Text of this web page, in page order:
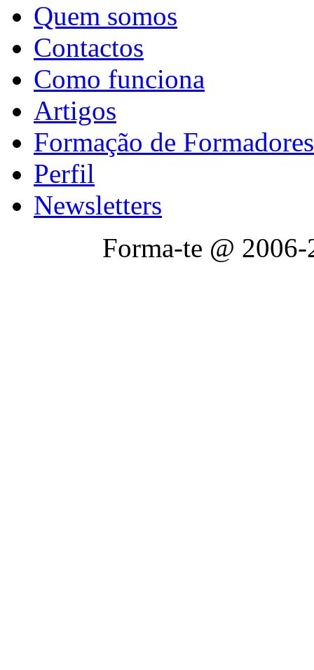
Quem somos
Contactos
Como funciona
Artigos
Formação de Formadores
Perfil
Newsletters
Forma-te @